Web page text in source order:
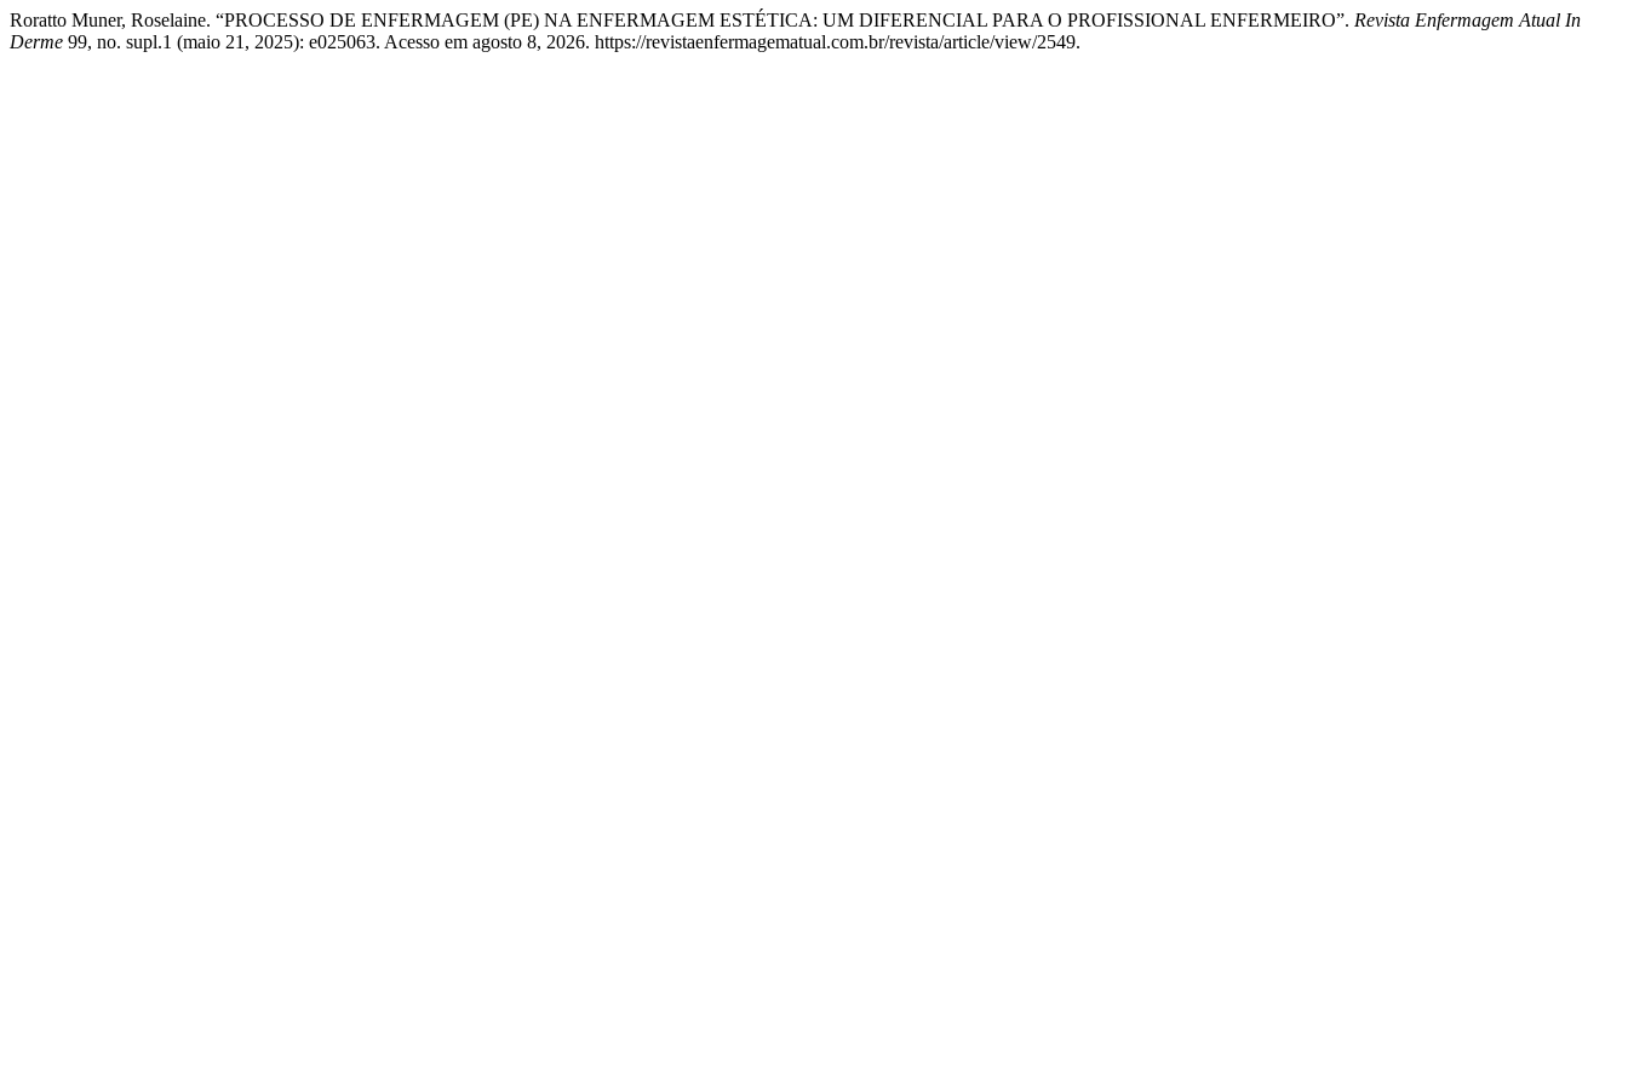
Roratto Muner, Roselaine. “PROCESSO DE ENFERMAGEM (PE) NA ENFERMAGEM ESTÉTICA: UM DIFERENCIAL PARA O PROFISSIONAL ENFERMEIRO”. Revista Enfermagem Atual In
Derme 99, no. supl.1 (maio 21, 2025): e025063. Acesso em agosto 8, 2026. https://revistaenfermagematual.com.br/revista/article/view/2549.